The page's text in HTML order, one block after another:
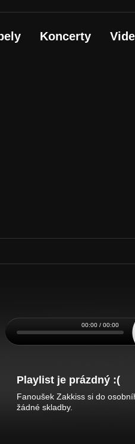
Koncerty
00:00 / 00:00
Playlist je prázdný :(
Fanoušek Zakkiss si do
žádné skladby.